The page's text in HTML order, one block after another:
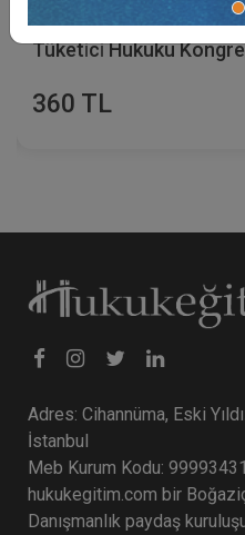
Tüketi̇ci̇ Hukukunda
Tüketi̇ci̇ Hukuku
360 TL
Adres: Cihannüma, Eski
İstanbul
Meb Kurum Kodu: 99993431
hukukegitim.com bir
Danışmanlık paydaş